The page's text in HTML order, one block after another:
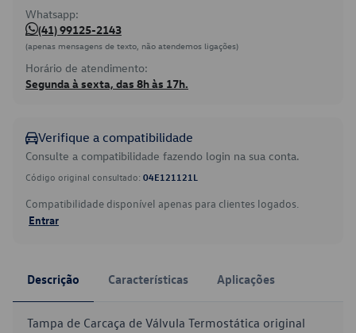
Whatsapp:
(41) 99125-2143
(apenas mensagens de texto, não atendemos ligações)
Horário de atendimento:
Segunda à sexta, das 8h às 17h.
Verifique a compatibilidade
Consulte a compatibilidade fazendo login na sua conta.
Código original consultado: 04E121121L
Compatibilidade disponível apenas para clientes logados.
Entrar
Descrição Características Aplicações
Tampa de Carcaça de Válvula Termostática original